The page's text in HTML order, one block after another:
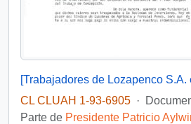
CL CLUAH 1-93-6905 ·
Parte de Presidente Patricio